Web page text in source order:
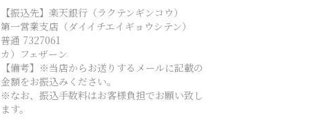
【振込先】楽天銀行（ラクテンギンコウ）
第一営業支店（ダイイチエイギョウシテン）
普通 7327061
カ）フェザーン
【備考】※当店からお送りするメールに記載の
金額をお振込みください。
※なお、振込手数料はお客様負担でお願い致し
ます。